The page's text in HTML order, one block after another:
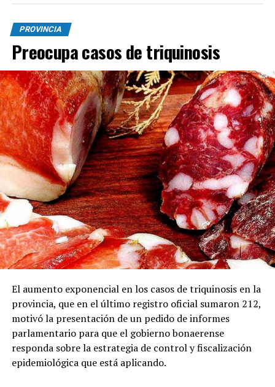
que alcanzan a once provincias por tormentas de
variada intensidad, acompañadas por un aviso por
fuertes vientos en 16 jurisdicciones.
Tras las primeras lluvias registradas durante la mañana
en el territorio bonaerense y la Capital Federal, el
organismo técnico anticipa un paulatino
desmejoramiento hacia el mediodía y la tarde.
PROVINCIA
Preocupa casos de triquinosis
El aumento exponencial en los casos de triquinosis en la
provincia, que en el último registro oficial sumaron 212,
motivó la presentación de un pedido de informes
parlamentario para que el gobierno bonaerense
responda sobre la estrategia de control y fiscalización
epidemiológica que está aplicando.